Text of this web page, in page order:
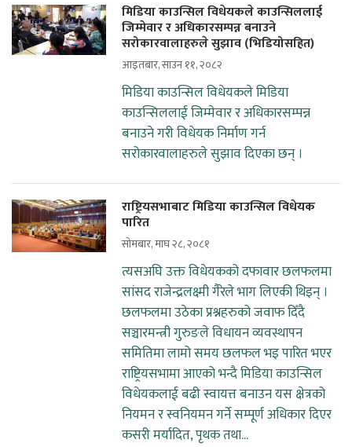
मिडिया काउन्सिल विधेयकले काउन्सिललाई
जिम्मेवार र अधिकारसम्पन्न बनाउने
सरोकारवालाहरुले सुझाव (भिडियोसहित)
आइतबार, साउन ११, २०८२
मिडिया काउन्सिल विधेयकले मिडिया
काउन्सिललाई जिम्मेवार र अधिकारसम्पन्न
बनाउने गरी विधेयक निर्माण गर्न
सरोकारवालाहरुले सुझाव दिएका छन् ।
राष्ट्रियसभाबाट मिडिया काउन्सिल विधेयक
पारित
सोमबार, माघ २८, २०८१
त्यसअघि उक्त विधेयकको दफावार छलफलमा
सांसद राजेन्द्रलक्ष्मी गैरेले भाग लिएकी थिइन् ।
छलफलमा उठेका प्रश्नहरुको जवाफ दिँदै
सञ्चारमन्त्री गुरुङले विधायन व्यवस्थापन
समितिमा लामो समय छलफल भइ पारित भएर
राष्ट्रियसभामा आएको भन्दै मिडिया काउन्सिल
विधेयकलाई बढी स्वायत्त बनाउन यस क्षेत्रको
नियमन र स्वनियमन गर्ने सम्पूर्ण अधिकार दिएर
कसरी मर्यादित, पृथक तथा...